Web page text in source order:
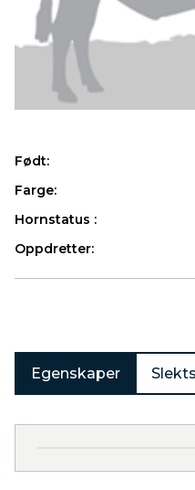
Født:
Farge:
Hornstatus :
Oppdretter:
Egenskaper